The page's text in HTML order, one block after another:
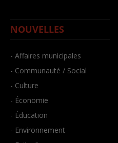
NOUVELLES
- Affaires municipales
- Communauté / Social
- Culture
- Économie
- Éducation
- Environnement